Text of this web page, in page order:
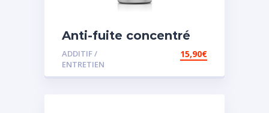
Anti-fuite concentré
pour direction
assistée
ADDITIF /
ENTRETIEN
15,90€